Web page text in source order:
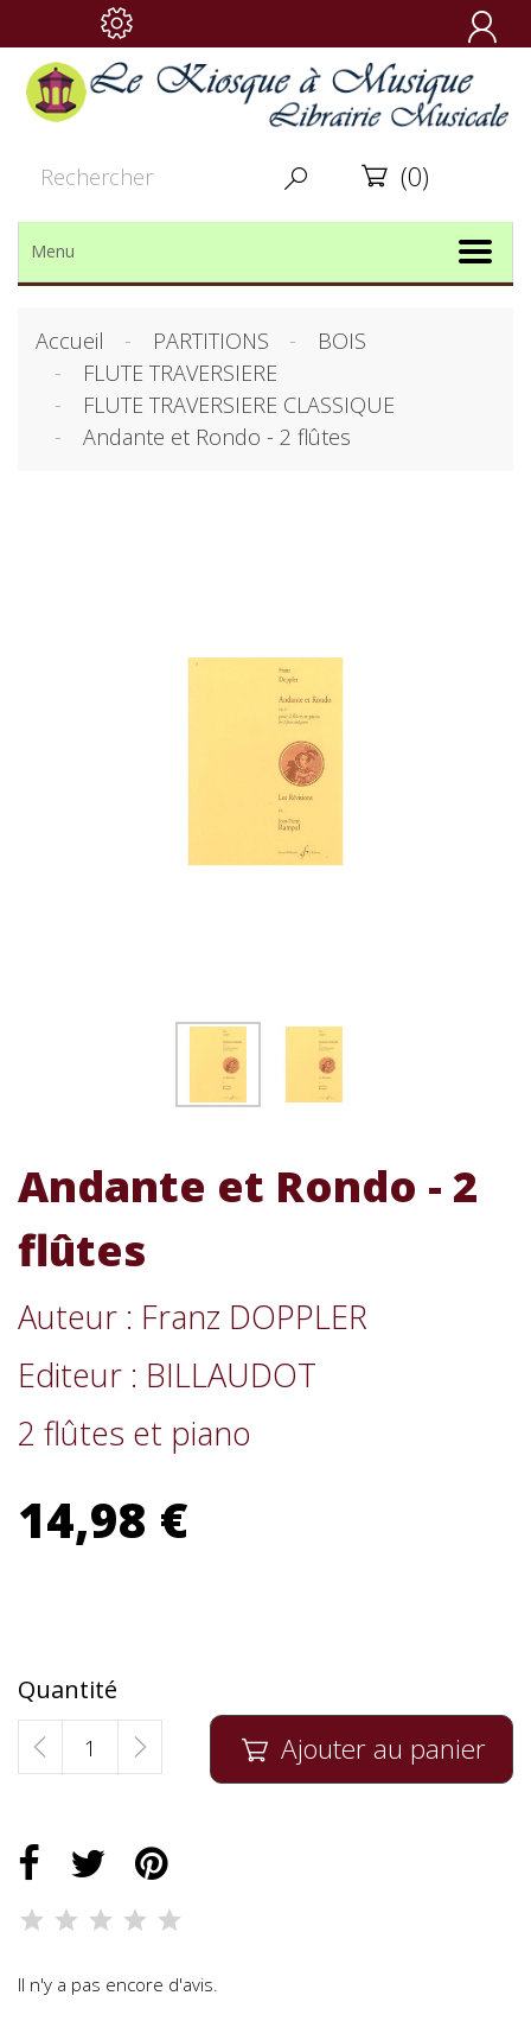

  (0)
Menu
Accueil PARTITIONS
BOIS
FLUTE TRAVERSIERE
FLUTE TRAVERSIERE CLASSIQUE
Andante et Rondo - 2 flûtes
Andante et Rondo - 2
flûtes
Auteur : Franz DOPPLER
Editeur : BILLAUDOT
2 flûtes et piano
14,98 €
Quantité
 Ajouter au panier
Il n'y a pas encore d'avis.